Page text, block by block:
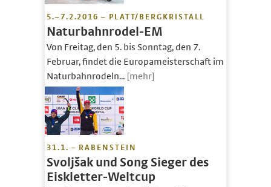
5.–7.2.2016 – PLATT/BERGKRISTALL
Naturbahnrodel-EM
Von Freitag, den 5. bis Sonntag, den 7.
Februar, findet die Europameisterschaft im
Naturbahnrodeln... [mehr]
31.1. – RABENSTEIN
Svoljšak und Song Sieger des
Eiskletter-Weltcup